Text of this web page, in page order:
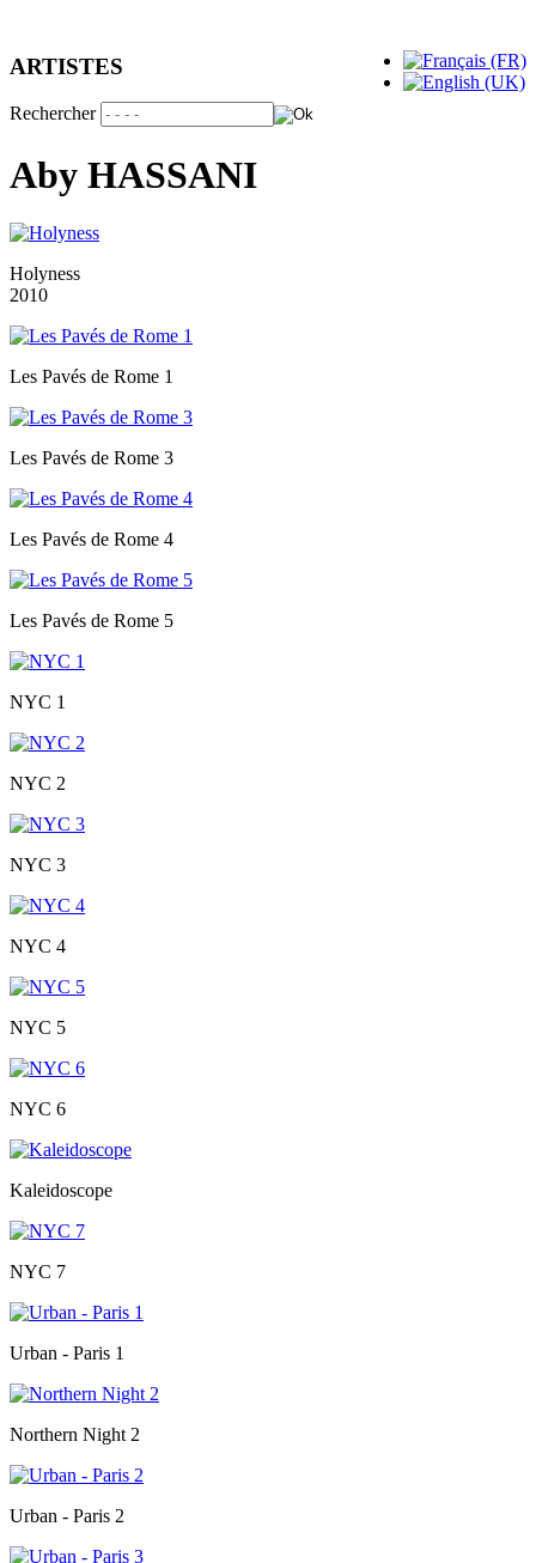
ARTISTES
Rechercher
Aby HASSANI
Holyness
2010
Les Pavés de Rome 1
Les Pavés de Rome 3
Les Pavés de Rome 4
Les Pavés de Rome 5
NYC 1
NYC 2
NYC 3
NYC 4
NYC 5
NYC 6
Kaleidoscope
NYC 7
Urban - Paris 1
Northern Night 2
Urban - Paris 2